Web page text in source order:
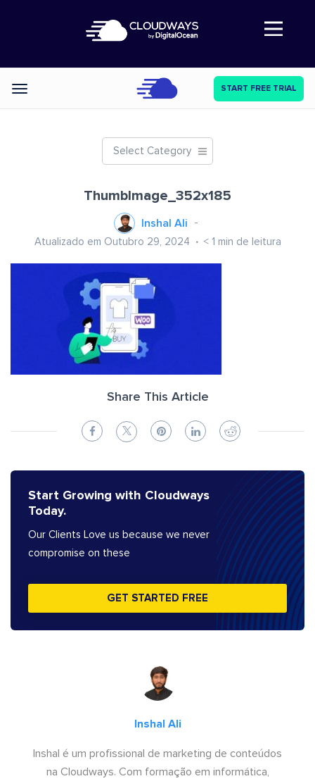
Abre a navegação
Categories START FREE TRIAL
Select Category
ThumbImage_352x185
Inshal Ali
Atualizado em Outubro 29, 2024 < 1 min de leitura
Share This Article
Start Growing with Cloudways
Today.
Our Clients Love us because we never
compromise on these
GET STARTED FREE
Inshal Ali
Inshal é um profissional de marketing de conteúdos
na Cloudways. Com formação em informática,